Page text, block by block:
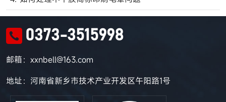
0373-3515998
邮箱：xxnbell@163.com
地址：河南省新乡市技术产业开发区午阳路1号